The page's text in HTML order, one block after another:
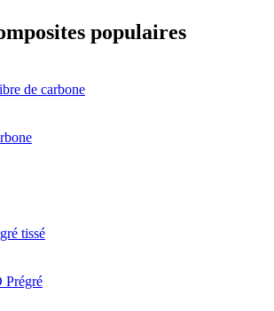
populaires
de carbone
tissé
Prégré